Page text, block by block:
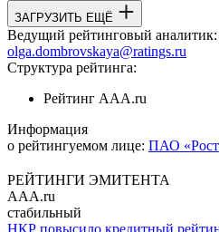
ЗАГРУЗИТЬ ЕЩЁ
Ведущий рейтинговый аналитик:
olga.dombrovskaya@ratings.ru
Структура рейтинга:
Рейтинг AAA.ru
Информация
о рейтингуемом лице: ПАО
РЕЙТИНГИ ЭМИТЕНТА
AAA.ru
стабильный
НКР повысило кредитный